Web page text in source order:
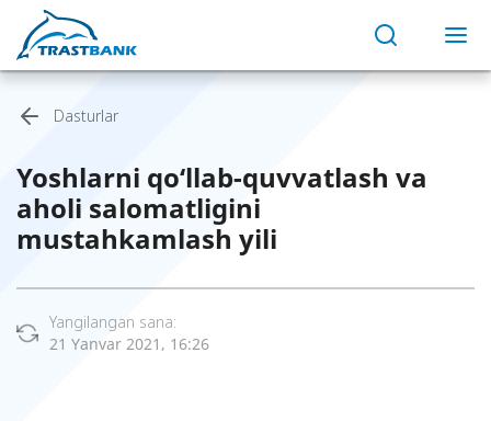
Dasturlar
Yoshlarni qo‘llab-quvvatlash va
aholi salomatligini
mustahkamlash yili
Yangilangan sana:
21 Yanvar 2021, 16:26